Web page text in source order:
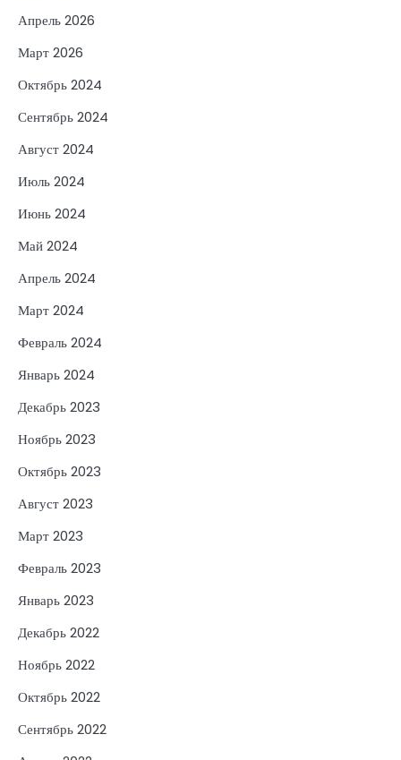
Апрель 2026
Март 2026
Октябрь 2024
Сентябрь 2024
Август 2024
Июль 2024
Июнь 2024
Май 2024
Апрель 2024
Март 2024
Февраль 2024
Январь 2024
Декабрь 2023
Ноябрь 2023
Октябрь 2023
Август 2023
Март 2023
Февраль 2023
Январь 2023
Декабрь 2022
Ноябрь 2022
Октябрь 2022
Сентябрь 2022